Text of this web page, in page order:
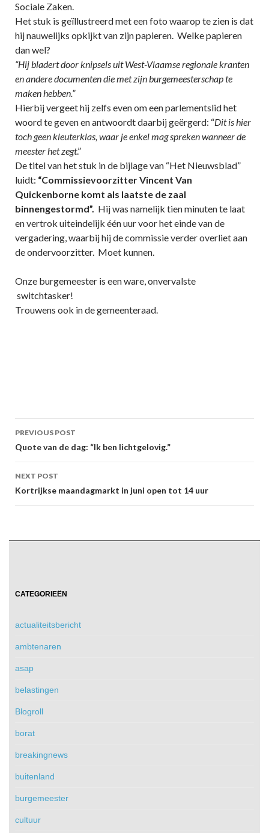
Sociale Zaken.
Het stuk is geïllustreerd met een foto waarop te zien is dat
hij nauwelijks opkijkt van zijn papieren. Welke papieren
dan wel?
“Hij bladert door knipsels uit West-Vlaamse regionale kranten
en andere documenten die met zijn burgemeesterschap te
maken hebben.”
Hierbij vergeet hij zelfs even om een parlementslid het
woord te geven en antwoordt daarbij geërgerd: “Dit is hier
toch geen kleuterklas, waar je enkel mag spreken wanneer de
meester het zegt.”
De titel van het stuk in de bijlage van “Het Nieuwsblad”
luidt: “Commissievoorzitter Vincent Van
Quickenborne komt als laatste de zaal
binnengestormd”. Hij was namelijk tien minuten te laat
en vertrok uiteindelijk één uur voor het einde van de
vergadering, waarbij hij de commissie verder overliet aan
de ondervoorzitter. Moet kunnen.
Onze burgemeester is een ware, onvervalste
switchtasker!
Trouwens ook in de gemeenteraad.
Post
navigation
PREVIOUS POST
Quote van de dag: “Ik ben lichtgelovig.”
NEXT POST
Kortrijkse maandagmarkt in juni open tot 14 uur
CATEGORIEËN
actualiteitsbericht
ambtenaren
asap
belastingen
Blogroll
borat
breakingnews
buitenland
burgemeester
cultuur